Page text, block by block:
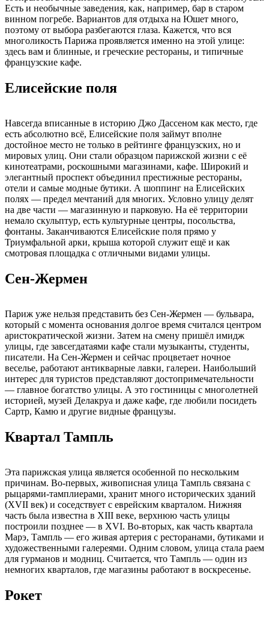
Есть и необычные заведения, как, например, бар в старом
винном погребе. Вариантов для отдыха на Юшет много,
поэтому от выбора разбегаются глаза. Кажется, что вся
многоликость Парижа проявляется именно на этой улице:
здесь вам и блинные, и греческие рестораны, и типичные
французские кафе.
Елисейские поля
Навсегда вписанные в историю Джо Дассеном как место, где
есть абсолютно всё, Елисейские поля займут вполне
достойное место не только в рейтинге французских, но и
мировых улиц. Они стали образцом парижской жизни с её
кинотеатрами, роскошными магазинами, кафе. Широкий и
элегантный проспект объединил престижные рестораны,
отели и самые модные бутики. А шоппинг на Елисейских
полях — предел мечтаний для многих. Условно улицу делят
на две части — магазинную и парковую. На её территории
немало скульптур, есть культурные центры, посольства,
фонтаны. Заканчиваются Елисейские поля прямо у
Триумфальной арки, крыша которой служит ещё и как
смотровая площадка с отличными видами улицы.
Сен-Жермен
Париж уже нельзя представить без Сен-Жермен — бульвара,
который с момента основания долгое время считался центром
аристократической жизни. Затем на смену пришёл имидж
улицы, где завсегдатаями кафе стали музыканты, студенты,
писатели. На Сен-Жермен и сейчас процветает ночное
веселье, работают антикварные лавки, галереи. Наибольший
интерес для туристов представляют достопримечательности
— главное богатство улицы. А это гостиницы с многолетней
историей, музей Делакруа и даже кафе, где любили посидеть
Сартр, Камю и другие видные французы.
Квартал Тампль
Эта парижская улица является особенной по нескольким
причинам. Во-первых, живописная улица Тампль связана с
рыцарями-тамплиерами, хранит много исторических зданий
(XVII век) и соседствует с еврейским кварталом. Нижняя
часть была известна в XIII веке, верхнюю часть улицы
построили позднее — в XVI. Во-вторых, как часть квартала
Марэ, Тампль — его живая артерия с ресторанами, бутиками и
художественными галереями. Одним словом, улица стала раем
для гурманов и модниц. Считается, что Тампль — один из
немногих кварталов, где магазины работают в воскресенье.
Рокет